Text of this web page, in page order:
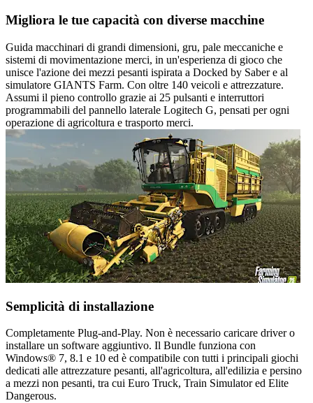
Migliora le tue capacità con diverse macchine
Guida macchinari di grandi dimensioni, gru, pale meccaniche e
sistemi di movimentazione merci, in un'esperienza di gioco che
unisce l'azione dei mezzi pesanti ispirata a Docked by Saber e al
simulatore GIANTS Farm. Con oltre 140 veicoli e attrezzature.
Assumi il pieno controllo grazie ai 25 pulsanti e interruttori
programmabili del pannello laterale Logitech G, pensati per ogni
operazione di agricoltura e trasporto merci.
Semplicità di installazione
Completamente Plug-and-Play. Non è necessario caricare driver o
installare un software aggiuntivo. Il Bundle funziona con
Windows® 7, 8.1 e 10 ed è compatibile con tutti i principali giochi
dedicati alle attrezzature pesanti, all'agricoltura, all'edilizia e persino
a mezzi non pesanti, tra cui Euro Truck, Train Simulator ed Elite
Dangerous.